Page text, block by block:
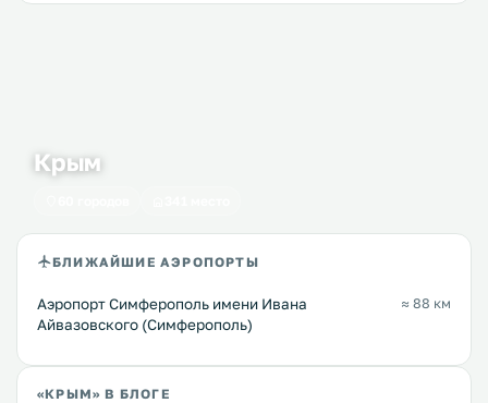
Крым
БЛИЖАЙШИЕ АЭРОПОРТЫ
Аэропорт Симферополь имени Ивана
Айвазовского (Симферополь)
≈ 88 км
«КРЫМ» В БЛОГЕ